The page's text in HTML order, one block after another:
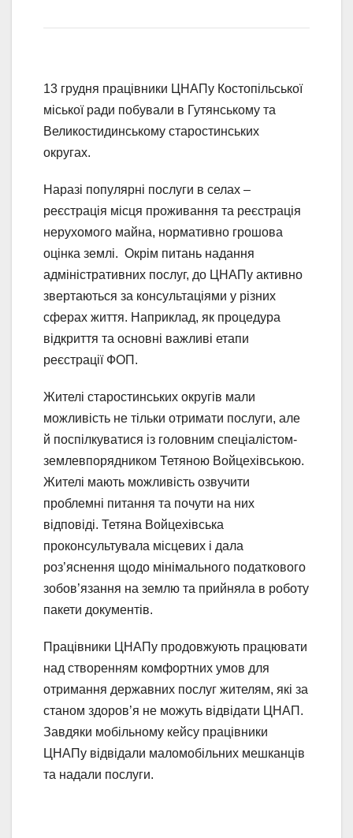
13 грудня працівники ЦНАПу Костопільської
міської ради побували в Гутянському та
Великостидинському старостинських
округах.
Наразі популярні послуги в селах –
реєстрація місця проживання та реєстрація
нерухомого майна, нормативно грошова
оцінка землі. Окрім питань надання
адміністративних послуг, до ЦНАПу активно
звертаються за консультаціями у різних
сферах життя. Наприклад, як процедура
відкриття та основні важливі етапи
реєстрації ФОП.
Жителі старостинських округів мали
можливість не тільки отримати послуги, але
й поспілкуватися із головним спеціалістом-
землевпорядником Тетяною Войцехівською.
Жителі мають можливість озвучити
проблемні питання та почути на них
відповіді. Тетяна Войцехівська
проконсультувала місцевих і дала
роз’яснення щодо мінімального податкового
зобов’язання на землю та прийняла в роботу
пакети документів.
Працівники ЦНАПу продовжують працювати
над створенням комфортних умов для
отримання державних послуг жителям, які за
станом здоров’я не можуть відвідати ЦНАП.
Завдяки мобільному кейсу працівники
ЦНАПу відвідали маломобільних мешканців
та надали послуги.